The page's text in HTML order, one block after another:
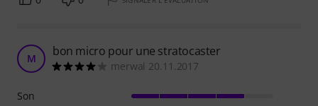
M bon micro pour une stratocaster
merwal 20.11.2017
Son